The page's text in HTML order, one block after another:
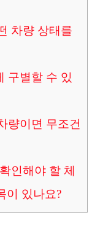
차량 상태를
구별할 수 있
량이면 무조건
인해야 할 체
이 있나요?